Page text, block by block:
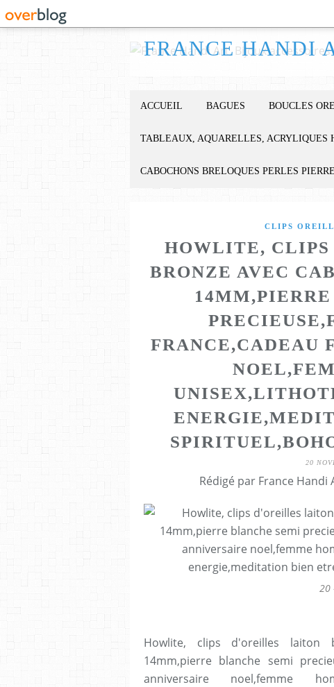
ACCUEIL BAGUES BOUCLES
TABLEAUX, AQUARELLES, ACRYLIQUES
CABOCHONS BRELOQUES PERLES
CLIPS
HOWLITE,
BRONZE AVEC
FRANCE,CADEAU
20
Rédigé par France
20
Howlite, clips d'oreilles laiton
14mm,pierre blanche semi
anniversaire noel,femme